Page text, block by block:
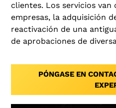
clientes. Los servicios van
empresas, la adquisición
reactivación de una
de aprobaciones de
PÓNGASE EN